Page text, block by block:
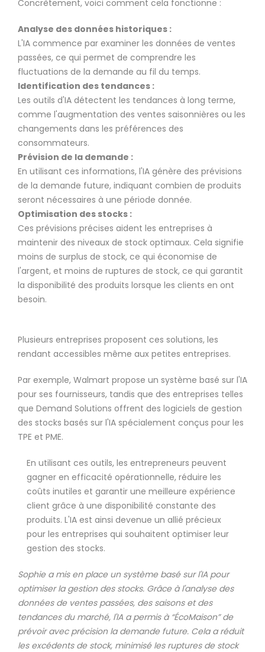
Concrètement, voici comment cela fonctionne :
Analyse des données historiques :
L'IA commence par examiner les données de ventes
passées, ce qui permet de comprendre les
fluctuations de la demande au fil du temps.
Identification des tendances :
Les outils d'IA détectent les tendances à long terme,
comme l'augmentation des ventes saisonnières ou les
changements dans les préférences des
consommateurs.
Prévision de la demande :
En utilisant ces informations, l'IA génère des prévisions
de la demande future, indiquant combien de produits
seront nécessaires à une période donnée.
Optimisation des stocks :
Ces prévisions précises aident les entreprises à
maintenir des niveaux de stock optimaux. Cela signifie
moins de surplus de stock, ce qui économise de
l'argent, et moins de ruptures de stock, ce qui garantit
la disponibilité des produits lorsque les clients en ont
besoin.
Plusieurs entreprises proposent ces solutions, les
rendant accessibles même aux petites entreprises.
Par exemple, Walmart propose un système basé sur l'IA
pour ses fournisseurs, tandis que des entreprises telles
que Demand Solutions offrent des logiciels de gestion
des stocks basés sur l'IA spécialement conçus pour les
TPE et PME.
En utilisant ces outils, les entrepreneurs peuvent
gagner en efficacité opérationnelle, réduire les
coûts inutiles et garantir une meilleure expérience
client grâce à une disponibilité constante des
produits. L'IA est ainsi devenue un allié précieux
pour les entreprises qui souhaitent optimiser leur
gestion des stocks.
Sophie a mis en place un système basé sur l'IA pour
optimiser la gestion des stocks. Grâce à l'analyse des
données de ventes passées, des saisons et des
tendances du marché, l'IA a permis à “ÉcoMaison” de
prévoir avec précision la demande future. Cela a réduit
les excédents de stock, minimisé les ruptures de stock